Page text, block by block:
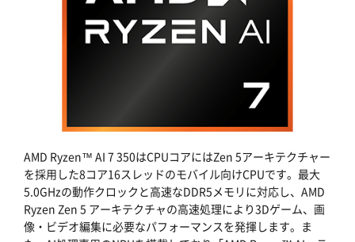
AMD Ryzen™ AI 7 350はCPUコアにはZen 5アーキテクチャー
を採用した8コア16スレッドのモバイル向けCPUです。最大
5.0GHzの動作クロックと高速なDDR5メモリに対応し、AMD
Ryzen Zen 5 アーキテクチャの高速処理により3Dゲーム、画
像・ビデオ編集に必要なパフォーマンスを発揮します。ま